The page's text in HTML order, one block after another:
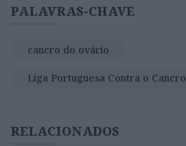
PALAVRAS-CHAVE
cancro do ovário
Liga Portuguesa Contra o Cancro
RELACIONADOS